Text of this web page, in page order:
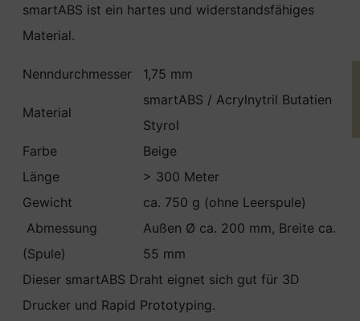
smartABS ist ein hartes und widerstandsfähiges
Material.
Nenndurchmesser 1,75 mm
Material
smartABS / Acrylnytril Butatien
Styrol
Farbe
Beige
Länge
> 300 Meter
Gewicht
ca. 750 g (ohne Leerspule)
Abmessung
(Spule)
Außen Ø ca. 200 mm, Breite ca.
55 mm
Dieser smartABS Draht eignet sich gut für 3D
Drucker und Rapid Prototyping.